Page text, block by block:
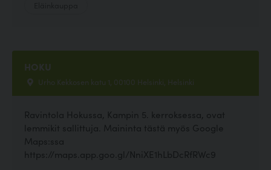
HOKU
Urho Kekkosen katu 1, 00100 Helsinki, Helsinki
Ravintola Hokussa, Kampin 5. kerroksessa, ovat
lemmikit sallittuja. Maininta tästä myös Google
Maps:ssa
https://maps.app.goo.gl/NniXE1hLbDcRfRWc9